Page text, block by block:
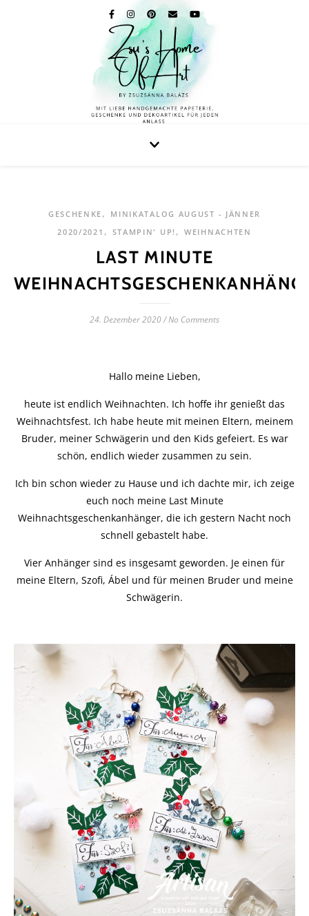
GESCHENKE ,
MINIKATALOG AUGUST - JÄNNER
2020/2021 , STAMPIN' UP! , WEIHNACHTEN
LAST MINUTE
24. Dezember 2020/No Comments
Hallo meine Lieben,
heute ist endlich Weihnachten. Ich hoffe ihr genießt das
Weihnachtsfest. Ich habe heute mit meinen Eltern, meinem
Bruder, meiner Schwägerin und den Kids gefeiert. Es war
schön, endlich wieder zusammen zu sein.
Ich bin schon wieder zu Hause und ich dachte mir, ich zeige
euch noch meine Last Minute
Weihnachtsgeschenkanhänger, die ich gestern Nacht noch
schnell gebastelt habe.
Vier Anhänger sind es insgesamt geworden. Je einen für
meine Eltern, Szofi, Ábel und für meinen Bruder und meine
Schwägerin.